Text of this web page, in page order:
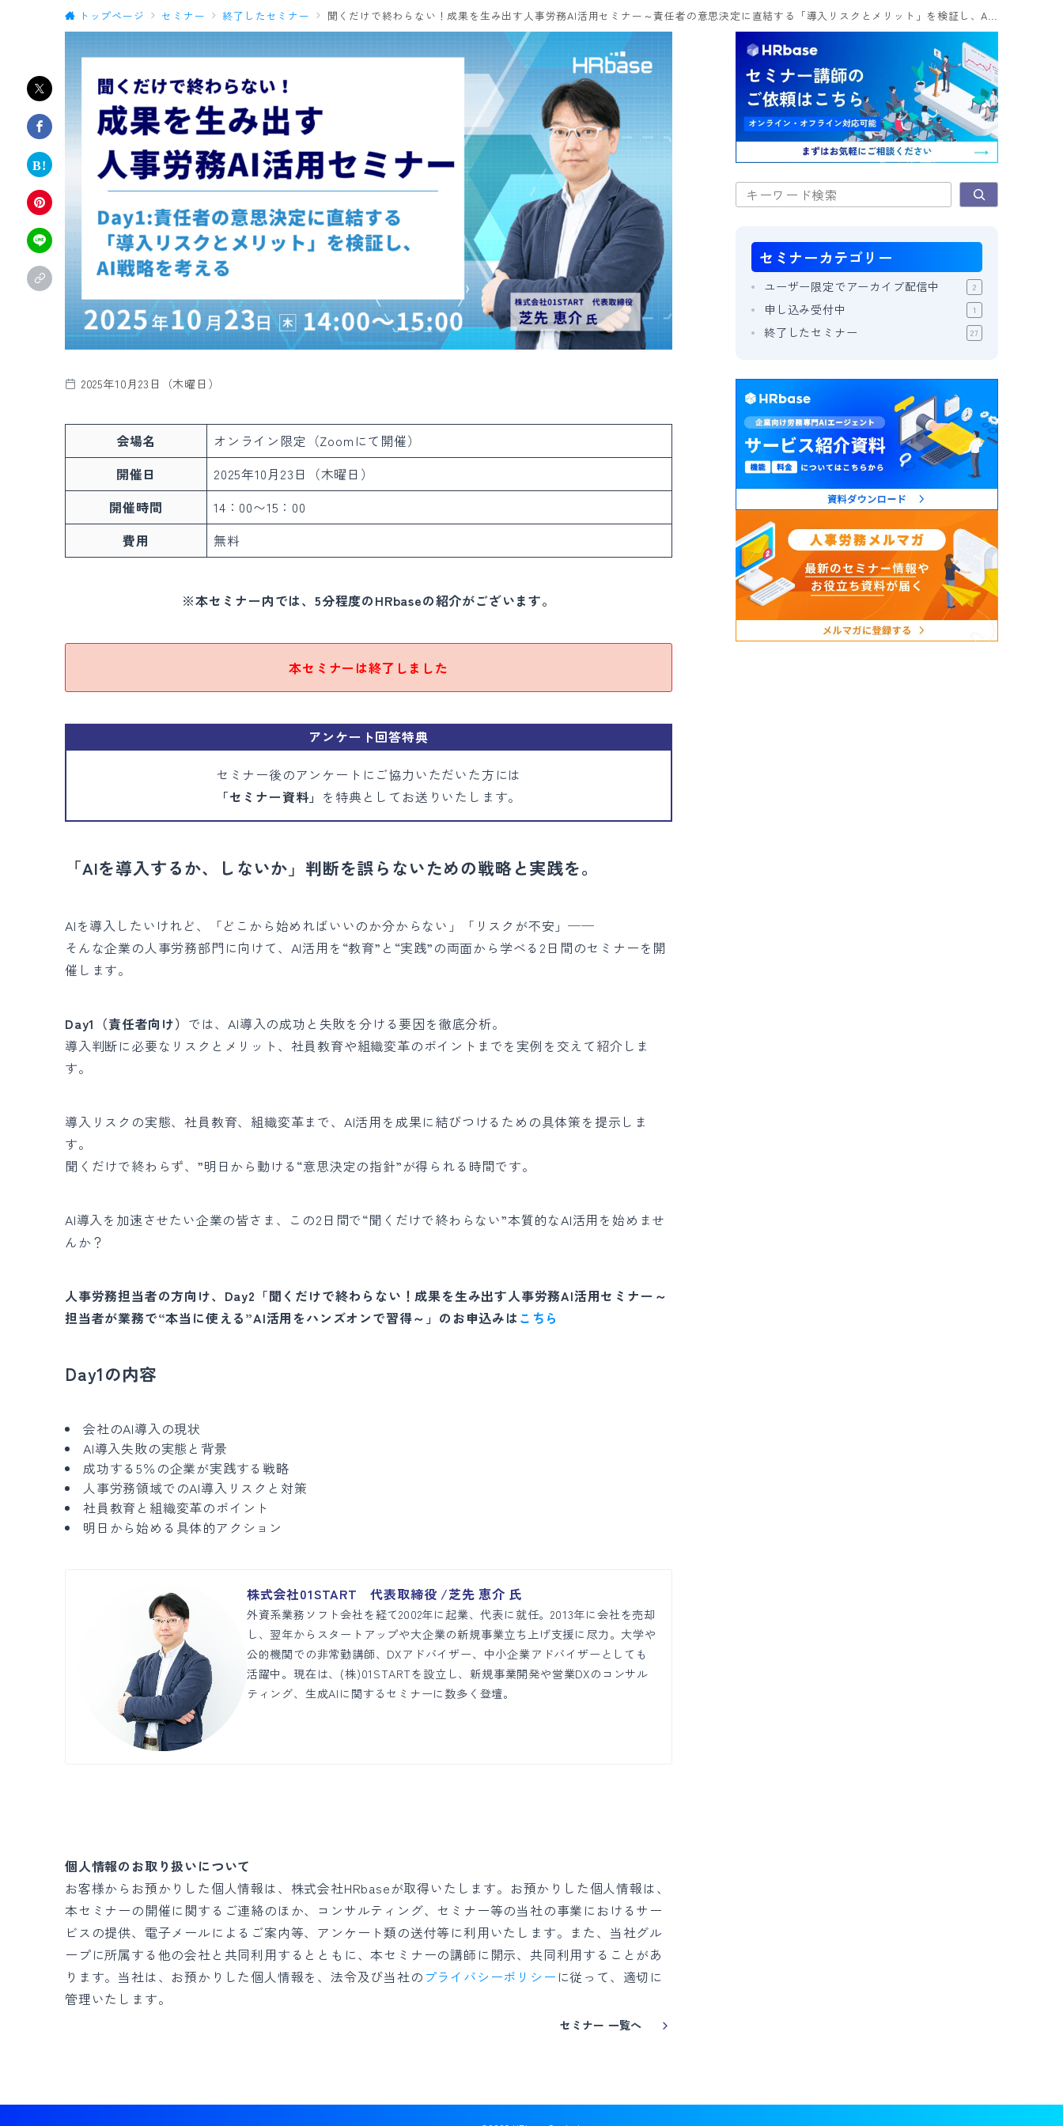
トップページ セミナー 終了したセミナー 聞くだけで終わらない！成果を生み出す人事労務AI活用セミナー～責任者の意思決定に直結する「導入リスクとメリット」を検証し、AI戦略を考える～
2025年10月23日（木曜日）
会場名
オンライン限定（Zoomにて開催）
開催日
2025年10月23日（木曜日）
開催時間
14：00〜15：00
費用
無料
※本セミナー内では、5分程度のHRbaseの紹介がございます。
本セミナーは終了しました
アンケート回答特典
セミナー後のアンケートにご協力いただいた方には
「セミナー資料」 を特典としてお送りいたします。
「AIを導入するか、しないか」判断を誤らないための戦略と実践を。
AIを導入したいけれど、「どこから始めればいいのか分からない」「リスクが不安」──
そんな企業の人事労務部門に向けて、AI活用を“教育”と“実践”の両面から学べる2日間のセミナーを開
催します。
Day1（責任者向け） では、AI導入の成功と失敗を分ける要因を徹底分析。
導入判断に必要なリスクとメリット、社員教育や組織変革のポイントまでを実例を交えて紹介しま
す。
導入リスクの実態、社員教育、組織変革まで、AI活用を成果に結びつけるための具体策を提示しま
す。
聞くだけで終わらず、”明日から動ける“意思決定の指針”が得られる時間です。
AI導入を加速させたい企業の皆さま、この2日間で“聞くだけで終わらない”本質的なAI活用を始めませ
んか？
人事労務担当者の方向け、Day2「聞くだけで終わらない！成果を生み出す人事労務AI活用セミナー～
担当者が業務で“本当に使える”AI活用をハンズオンで習得～」のお申込みはこちら
Day1の内容
会社のAI導入の現状
AI導入失敗の実態と背景
成功する5％の企業が実践する戦略
人事労務領域でのAI導入リスクと対策
社員教育と組織変革のポイント
明日から始める具体的アクション
株式会社01START 代表取締役 /芝先 恵介 氏
外資系業務ソフト会社を経て2002年に起業、代表に就任。2013年に会社を売却
し、翌年からスタートアップや大企業の新規事業立ち上げ支援に尽力。大学や
公的機関での非常勤講師、DXアドバイザー、中小企業アドバイザーとしても
活躍中。現在は、(株)01STARTを設立し、新規事業開発や営業DXのコンサル
ティング、生成AIに関するセミナーに数多く登壇。
個人情報のお取り扱いについて
お客様からお預かりした個人情報は、株式会社HRbaseが取得いたします。お預かりした個人情報は、
本セミナーの開催に関するご連絡のほか、コンサルティング、セミナー等の当社の事業におけるサー
ビスの提供、電子メールによるご案内等、アンケート類の送付等に利用いたします。また、当社グル
ープに所属する他の会社と共同利用するとともに、本セミナーの講師に開示、共同利用することがあ
ります。当社は、お預かりした個人情報を、法令及び当社の プライバシーポリシー に従って、適切に
管理いたします。
セミナー 一覧へ
検索
セミナーカテゴリー
ユーザー限定でアーカイブ配信中 2
申し込み受付中 1
終了したセミナー 27